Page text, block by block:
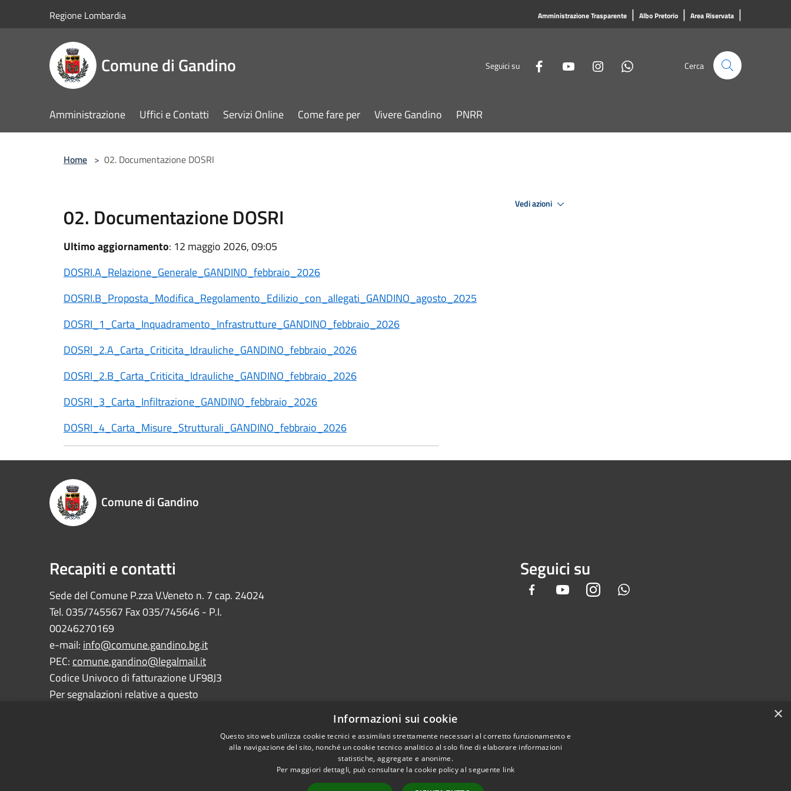
Regione Lombardia Amministrazione Trasparente | Albo Pretorio | Area Riservata |
Comune di Gandino Seguici su Cerca
Amministrazione Uffici e Contatti Servizi Online Come fare per Vivere Gandino PNRR
Home > 02. Documentazione DOSRI
02. Documentazione DOSRI
Ultimo aggiornamento: 12 maggio 2026, 09:05
DOSRI.A_Relazione_Generale_GANDINO_febbraio_2026
DOSRI.B_Proposta_Modifica_Regolamento_Edilizio_con_allegati_GANDINO_agosto_2025
DOSRI_1_Carta_Inquadramento_Infrastrutture_GANDINO_febbraio_2026
DOSRI_2.A_Carta_Criticita_Idrauliche_GANDINO_febbraio_2026
DOSRI_2.B_Carta_Criticita_Idrauliche_GANDINO_febbraio_2026
DOSRI_3_Carta_Infiltrazione_GANDINO_febbraio_2026
DOSRI_4_Carta_Misure_Strutturali_GANDINO_febbraio_2026
Vedi azioni
Comune di Gandino
Recapiti e contatti
Sede del Comune P.zza V.Veneto n. 7 cap. 24024
Tel. 035/745567 Fax 035/745646 - P.I.
00246270169
e-mail: info@comune.gandino.bg.it
PEC: comune.gandino@legalmail.it
Codice Univoco di fatturazione UF98J3
Per segnalazioni relative a questo
Seguici su
Facebook YoutubeInstagram
×
Informazioni sui cookie
Questo sito web utilizza cookie tecnici e assimilati strettamente necessari al corretto funzionamento e
alla navigazione del sito, nonché un cookie tecnico analitico al solo fine di elaborare informazioni
statistiche, aggregate e anonime.
Per maggiori dettagli, può consultare la cookie policy al seguente link